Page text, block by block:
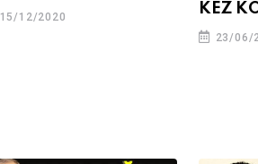
15/12/2020
KEZ
23/06/